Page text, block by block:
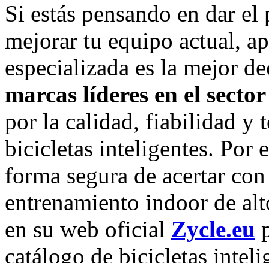
Si estás pensando en dar
mejorar tu equipo actual,
especializada es la mejor
marcas líderes en el
por la calidad, fiabilidad y
bicicletas inteligentes. Por
forma segura de acertar
entrenamiento indoor de
en su web oficial Zycle.eu
catálogo de bicicletas